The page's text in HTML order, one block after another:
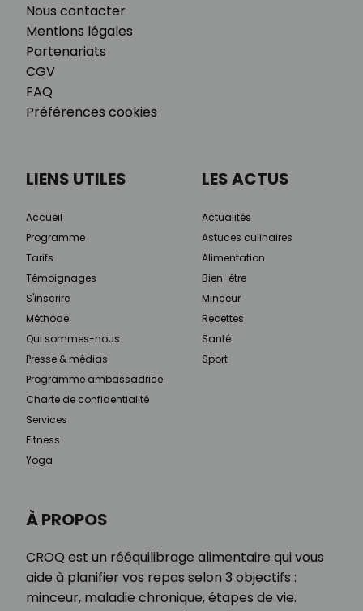
Nous contacter
Mentions légales
Partenariats
CGV
FAQ
Préférences cookies
À PROPOS
CROQ est un rééquilibrage alimentaire qui vous
aide à planifier vos repas selon 3 objectifs :
minceur, maladie chronique, étapes de vie.
LIENS UTILES
Accueil
Programme
Tarifs
Témoignages
S'inscrire
Méthode
Qui sommes-nous
Presse & médias
Programme ambassadrice
Charte de confidentialité
Services
Fitness
Yoga
LES ACTUS
Actualités
Astuces culinaires
Alimentation
Bien-être
Minceur
Recettes
Santé
Sport